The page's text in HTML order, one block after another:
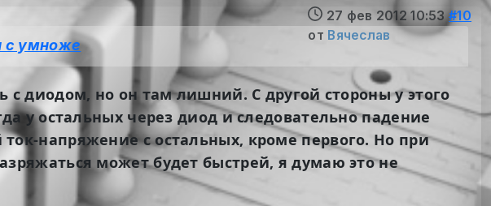
27 фев 2012 10:53 #10
от Вячеслав
с умноже
с диодом, но он там лишний. С другой стороны у этого
у остальных через диод и следовательно падение
напряжение с остальных, кроме первого. Но при
может будет быстрей, я думаю это не